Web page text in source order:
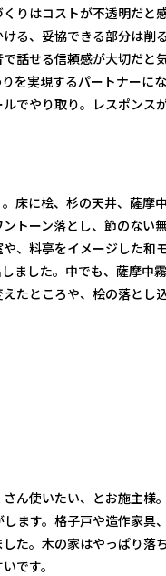
りはコストが不透明だと
る、妥協できる部分は削
話せる信頼感が大切だと
を実現するパートナーに
でやり取り。レスポンス
床に桧、杉の天井、薩摩
トーン落とし、節のない
、料亭をイメージした和
ました。中でも、薩摩中
たところや、桧の落とし
ん使いたい、とお施主様
ます。格子戸や造作家具
た。木の家はやっぱり落
です。